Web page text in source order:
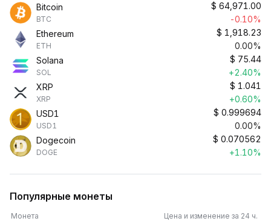
Bitcoin
BTC
$ 64,971.00
-0.10%
Ethereum
ETH
$ 1,918.23
0.00%
Solana
SOL
$ 75.44
+2.40%
XRP
XRP
$ 1.041
+0.60%
USD1
USD1
$ 0.999694
0.00%
Dogecoin
DOGE
$ 0.070562
+1.10%
Популярные монеты
Монета Цена и изменение за 24 ч.